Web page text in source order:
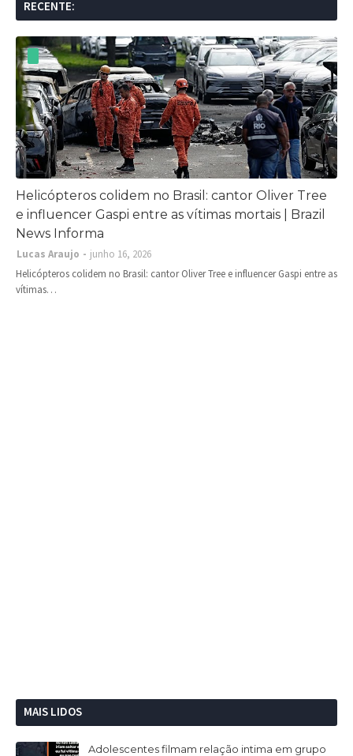
RECENTE:
Helicópteros colidem no Brasil: cantor Oliver Tree
e influencer Gaspi entre as vítimas mortais | Brazil
News Informa
Lucas Araujo
junho 16, 2026
Helicópteros colidem no Brasil: cantor Oliver Tree e influencer Gaspi entre as
vítimas…
MAIS LIDOS
Adolescentes filmam relação intima em grupo